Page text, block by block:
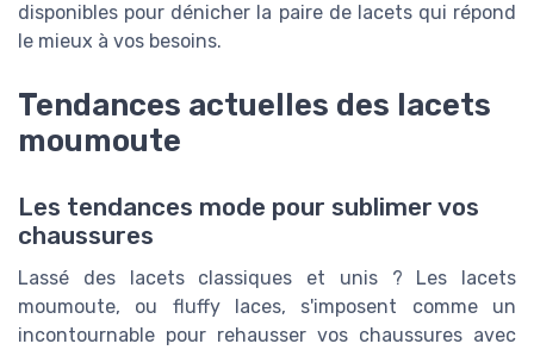
disponibles pour dénicher la paire de lacets qui répond
le mieux à vos besoins.
Tendances actuelles des lacets
moumoute
Les tendances mode pour sublimer vos
chaussures
Lassé des lacets classiques et unis ? Les lacets
moumoute, ou fluffy laces, s'imposent comme un
incontournable pour rehausser vos chaussures avec